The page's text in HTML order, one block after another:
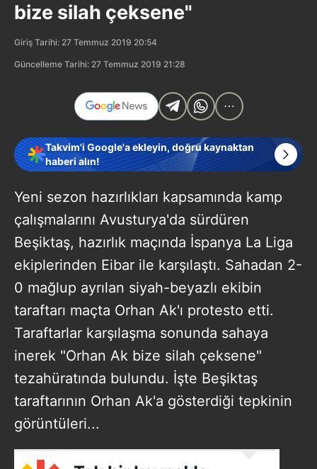
bize silah çeksene"
Giriş Tarihi: 27 Temmuz 2019 20:54
Güncelleme Tarihi: 27 Temmuz 2019 21:28
Takvim'i Google'a ekleyin, doğru kaynaktan
haberi alın!
Yeni sezon hazırlıkları kapsamında kamp
çalışmalarını Avusturya'da sürdüren
Beşiktaş, hazırlık maçında İspanya La Liga
ekiplerinden Eibar ile karşılaştı. Sahadan 2-
0 mağlup ayrılan siyah-beyazlı ekibin
taraftarı maçta Orhan Ak'ı protesto etti.
Taraftarlar karşılaşma sonunda sahaya
inerek "Orhan Ak bize silah çeksene"
tezahüratında bulundu. İşte Beşiktaş
taraftarının Orhan Ak'a gösterdiği tepkinin
görüntüleri...